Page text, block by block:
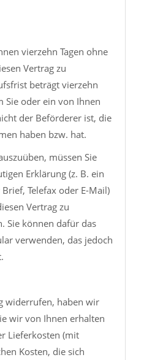
vierzehn Tagen ohne
Vertrag zu
beträgt vierzehn
Sie oder ein von Ihnen
der Beförderer ist, die
haben bzw. hat.
müssen Sie
Erklärung (z. B. ein
Telefax oder E-Mail)
Vertrag zu
Sie können dafür das
verwenden, das jedoch
widerrufen, haben wir
wir von Ihnen erhalten
Lieferkosten (mit
Kosten, die sich